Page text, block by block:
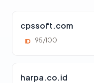
cpssoft.com
ID 95/100
harpa.co.id